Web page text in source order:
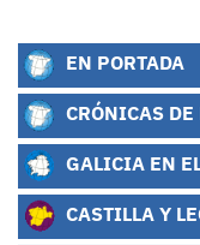
EN PORTADA
CRÓNICAS
GALICIA EN
CASTILLA Y